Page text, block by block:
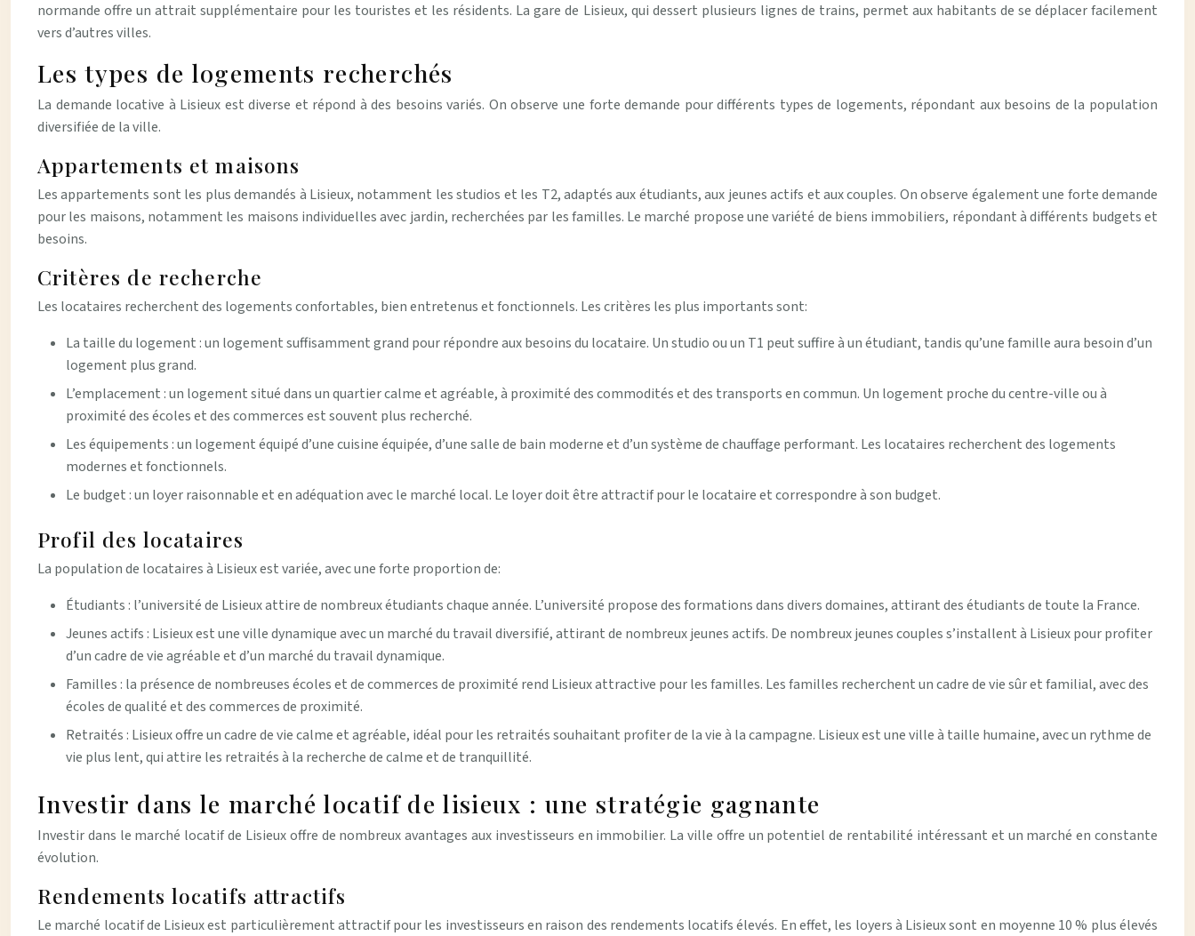
normande offre un attrait supplémentaire pour les touristes et les résidents. La gare de Lisieux, qui dessert plusieurs lignes de trains, permet aux habitants de se déplacer facilement
vers d’autres villes.
Les types de logements recherchés
La demande locative à Lisieux est diverse et répond à des besoins variés. On observe une forte demande pour différents types de logements, répondant aux besoins de la population
diversifiée de la ville.
Appartements et maisons
Les appartements sont les plus demandés à Lisieux, notamment les studios et les T2, adaptés aux étudiants, aux jeunes actifs et aux couples. On observe également une forte demande
pour les maisons, notamment les maisons individuelles avec jardin, recherchées par les familles. Le marché propose une variété de biens immobiliers, répondant à différents budgets et
besoins.
Critères de recherche
Les locataires recherchent des logements confortables, bien entretenus et fonctionnels. Les critères les plus importants sont:
La taille du logement : un logement suffisamment grand pour répondre aux besoins du locataire. Un studio ou un T1 peut suffire à un étudiant, tandis qu’une famille aura besoin d’un
logement plus grand.
L’emplacement : un logement situé dans un quartier calme et agréable, à proximité des commodités et des transports en commun. Un logement proche du centre-ville ou à
proximité des écoles et des commerces est souvent plus recherché.
Les équipements : un logement équipé d’une cuisine équipée, d’une salle de bain moderne et d’un système de chauffage performant. Les locataires recherchent des logements
modernes et fonctionnels.
Le budget : un loyer raisonnable et en adéquation avec le marché local. Le loyer doit être attractif pour le locataire et correspondre à son budget.
Profil des locataires
La population de locataires à Lisieux est variée, avec une forte proportion de:
Étudiants : l’université de Lisieux attire de nombreux étudiants chaque année. L’université propose des formations dans divers domaines, attirant des étudiants de toute la France.
Jeunes actifs : Lisieux est une ville dynamique avec un marché du travail diversifié, attirant de nombreux jeunes actifs. De nombreux jeunes couples s’installent à Lisieux pour profiter
d’un cadre de vie agréable et d’un marché du travail dynamique.
Familles : la présence de nombreuses écoles et de commerces de proximité rend Lisieux attractive pour les familles. Les familles recherchent un cadre de vie sûr et familial, avec des
écoles de qualité et des commerces de proximité.
Retraités : Lisieux offre un cadre de vie calme et agréable, idéal pour les retraités souhaitant profiter de la vie à la campagne. Lisieux est une ville à taille humaine, avec un rythme de
vie plus lent, qui attire les retraités à la recherche de calme et de tranquillité.
Investir dans le marché locatif de lisieux : une stratégie gagnante
Investir dans le marché locatif de Lisieux offre de nombreux avantages aux investisseurs en immobilier. La ville offre un potentiel de rentabilité intéressant et un marché en constante
évolution.
Rendements locatifs attractifs
Le marché locatif de Lisieux est particulièrement attractif pour les investisseurs en raison des rendements locatifs élevés. En effet, les loyers à Lisieux sont en moyenne 10 % plus élevés